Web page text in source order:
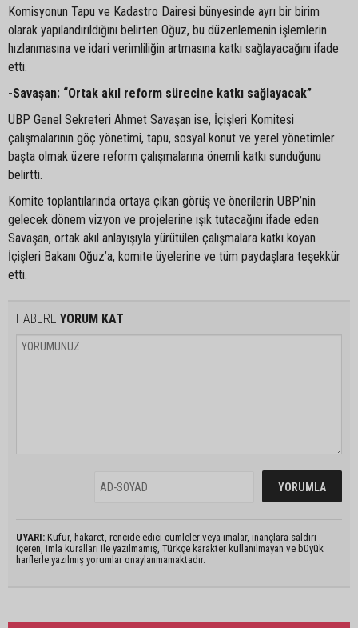
Komisyonun Tapu ve Kadastro Dairesi bünyesinde ayrı bir birim
olarak yapılandırıldığını belirten Oğuz, bu düzenlemenin işlemlerin
hızlanmasına ve idari verimliliğin artmasına katkı sağlayacağını ifade
etti.
-Savaşan: “Ortak akıl reform sürecine katkı sağlayacak”
UBP Genel Sekreteri Ahmet Savaşan ise, İçişleri Komitesi
çalışmalarının göç yönetimi, tapu, sosyal konut ve yerel yönetimler
başta olmak üzere reform çalışmalarına önemli katkı sunduğunu
belirtti.
Komite toplantılarında ortaya çıkan görüş ve önerilerin UBP’nin
gelecek dönem vizyon ve projelerine ışık tutacağını ifade eden
Savaşan, ortak akıl anlayışıyla yürütülen çalışmalara katkı koyan
İçişleri Bakanı Oğuz’a, komite üyelerine ve tüm paydaşlara teşekkür
etti.
HABERE YORUM KAT
UYARI: Küfür, hakaret, rencide edici cümleler veya imalar, inançlara saldırı
içeren, imla kuralları ile yazılmamış, Türkçe karakter kullanılmayan ve büyük
harflerle yazılmış yorumlar onaylanmamaktadır.